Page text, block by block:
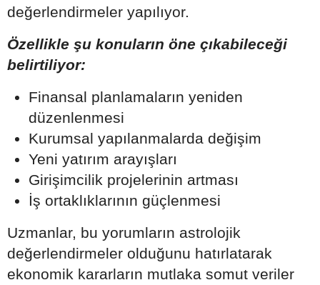
değerlendirmeler yapılıyor.
Özellikle şu konuların öne çıkabileceği
belirtiliyor:
Finansal planlamaların yeniden
düzenlenmesi
Kurumsal yapılanmalarda değişim
Yeni yatırım arayışları
Girişimcilik projelerinin artması
İş ortaklıklarının güçlenmesi
Uzmanlar, bu yorumların astrolojik
değerlendirmeler olduğunu hatırlatarak
ekonomik kararların mutlaka somut veriler